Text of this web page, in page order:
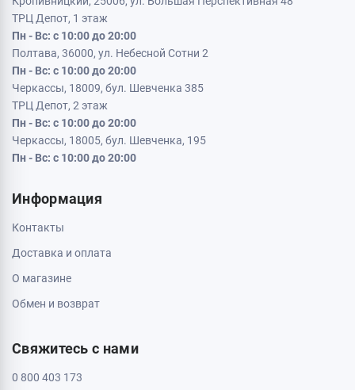
ТРЦ Депот, 1 этаж
Пн - Вс: с 10:00 до 20:00
Полтава, 36000, ул. Небесной Сотни 2
Пн - Вс: с 10:00 до 20:00
Черкассы, 18009, бул. Шевченка 385
ТРЦ Депот, 2 этаж
Пн - Вс: с 10:00 до 20:00
Черкассы, 18005, бул. Шевченка, 195
Пн - Вс: с 10:00 до 20:00
Информация
Контакты
Доставка и оплата
О магазине
Обмен и возврат
Свяжитесь с нами
0 800 403 173